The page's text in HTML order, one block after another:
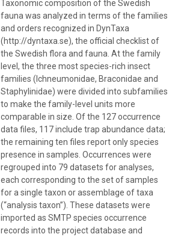
Taxonomic composition of the Swedish
fauna was analyzed in terms of the families
and orders recognized in DynTaxa
(http://dyntaxa.se), the official checklist of
the Swedish flora and fauna. At the family
level, the three most species-rich insect
families (Ichneumonidae, Braconidae and
Staphylinidae) were divided into subfamilies
to make the family-level units more
comparable in size. Of the 127 occurrence
data files, 117 include trap abundance data;
the remaining ten files report only species
presence in samples. Occurrences were
regrouped into 79 datasets for analyses,
each corresponding to the set of samples
for a single taxon or assemblage of taxa
(“analysis taxon”). These datasets were
imported as SMTP species occurrence
records into the project database and